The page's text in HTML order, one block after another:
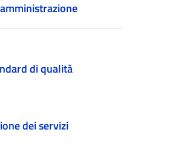
di qualità
dei servizi